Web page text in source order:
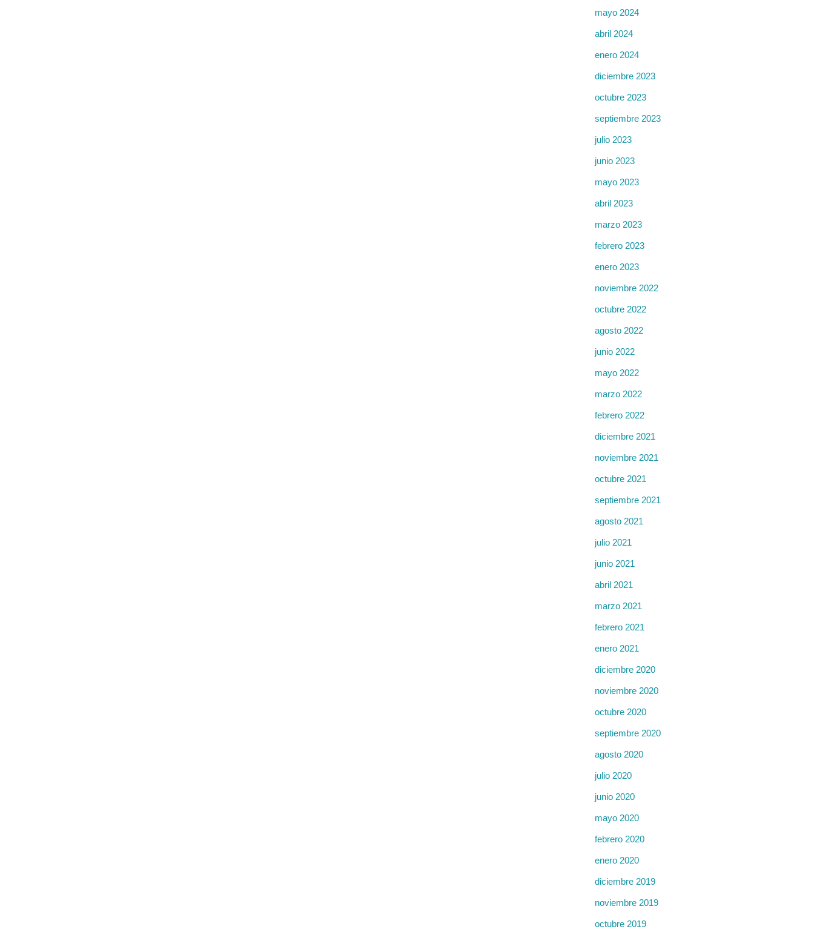
mayo 2024
abril 2024
enero 2024
diciembre 2023
octubre 2023
septiembre 2023
julio 2023
junio 2023
mayo 2023
abril 2023
marzo 2023
febrero 2023
enero 2023
noviembre 2022
octubre 2022
agosto 2022
junio 2022
mayo 2022
marzo 2022
febrero 2022
diciembre 2021
noviembre 2021
octubre 2021
septiembre 2021
agosto 2021
julio 2021
junio 2021
abril 2021
marzo 2021
febrero 2021
enero 2021
diciembre 2020
noviembre 2020
octubre 2020
septiembre 2020
agosto 2020
julio 2020
junio 2020
mayo 2020
febrero 2020
enero 2020
diciembre 2019
noviembre 2019
octubre 2019